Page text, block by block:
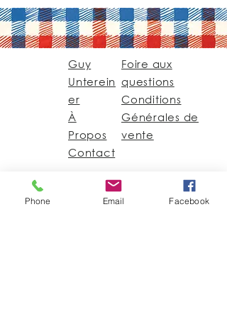
Guy
Unterein
er
À
Propos
Contact
Foire aux
questions
Conditions
Générales de
vente
Guy@GuyUntereiner.fr
Phone Email Facebook